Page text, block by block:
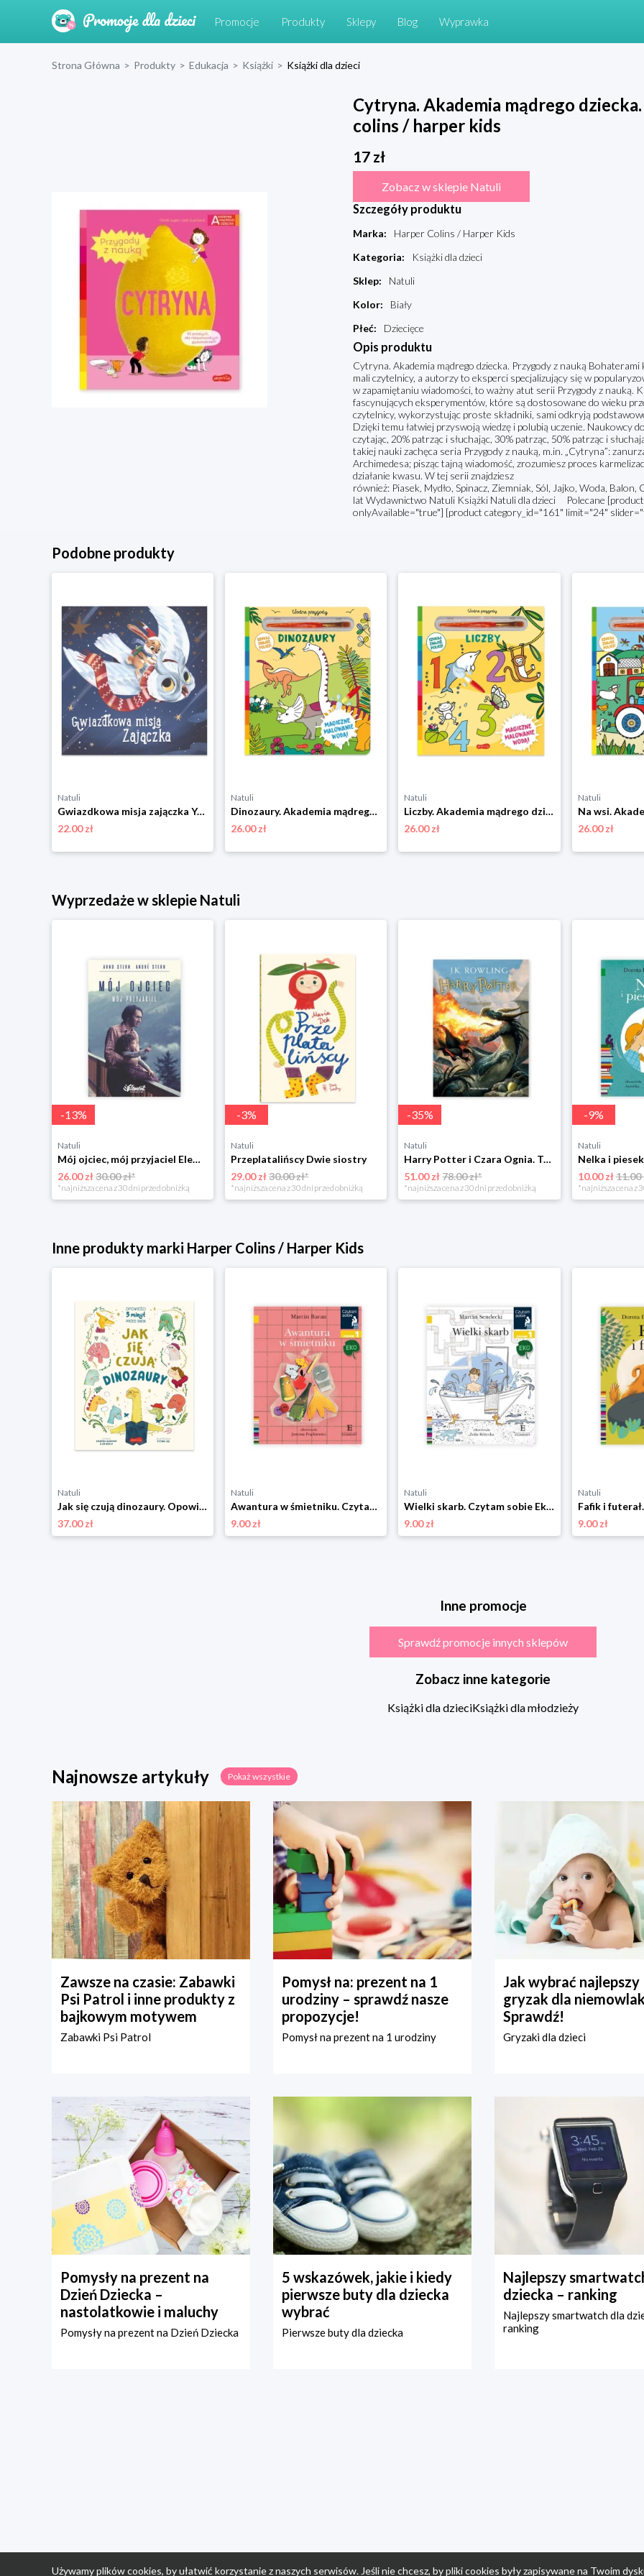
Promocje Produkty Sklepy Blog Wyprawka
Strona Główna > Produkty > Edukacja > Książki > Książki dla dzieci
Cytryna. Akademia mądrego
colins / harper kids
17zł
Zobacz w sklepie Natuli
Szczegóły produktu
Marka:
Harper Colins / Harper Kids
Kategoria:
Książki dla dzieci
Sklep:
Natuli
Kolor:
Biały
Płeć: Dziecięce
Opis produktu
Cytryna. Akademia mądrego dziecka. Przygody z nauką
mali czytelnicy, a autorzy to eksperci specjalizujący się w
w zapamiętaniu wiadomości, to ważny atut serii Przygody z nauką.
fascynujących eksperymentów, które są dostosowane do wieku
czytelnicy, wykorzystując proste składniki, sami odkryją
Dzięki temu łatwiej przyswoją wiedzę i polubią uczenie. Naukowcy
czytając, 20% patrząc i słuchając, 30% patrząc, 50% patrząc i
takiej nauki zachęca seria Przygody z nauką, m.in. „Cytryna”:
Archimedesa; pisząc tajną wiadomość, zrozumiesz proces
działanie kwasu. W tej serii znajdziesz
również: Piasek, Mydło, Spinacz, Ziemniak, Sól, Jajko, Woda,
lat Wydawnictwo Natuli Książki Natuli dla dzieci Polecane
onlyAvailable="true"] [product category_id="161" limit="24"
Podobne produkty
Natuli
Gwiazdkowa misja zajączka Yoyo books
22.00 zł
Natuli
Dinozaury. Akademia mądrego dziecka. Wodne przygody Harper colins / harper kids
26.00 zł
Natuli
Liczby. Akademia mądrego dziecka. Wodne przygody Harper colins / harper kids
26.00 zł
Natuli
26.00 zł
Wyprzedaże w sklepie Natuli
-13%
Natuli
Mój ojciec, mój przyjaciel Element
26.00 zł30.00 zł*
*najniższa cena z 30 dni przed obniżką
-3%
Natuli
Przeplatalińscy Dwie siostry
29.00 zł30.00 zł*
*najniższa cena z 30 dni przed obniżką
-35%
Natuli
Harry Potter i Czara Ognia. Tom 4 Media rodzina
51.00 zł78.00 zł*
*najniższa cena z 30 dni przed obniżką
-9%
Natuli
10.00 zł11.00
*najniższa cena z
Inne produkty marki Harper Colins / Harper Kids
Natuli
Jak się czują dinozaury. Opowieści 5 minut przed snem Harper colins / harper kids
37.00 zł
Natuli
Awantura w śmietniku. Czytam sobie Eko. Poziom 1 Harper colins / harper kids
9.00 zł
Natuli
Wielki skarb. Czytam sobie Eko. Poziom 1 Harper colins / harper kids
9.00 zł
Natuli
9.00 zł
Inne promocje
Sprawdź promocje innych sklepów
Zobacz inne kategorie
Książki dla dzieciKsiążki dla młodzieży
Najnowsze artykuły Pokaż wszystkie
Zawsze na czasie: Zabawki
Psi Patrol i inne produkty z
bajkowym motywem
Zabawki Psi Patrol
Pomysł na: prezent na 1
urodziny – sprawdź nasze
propozycje!
Pomysł na prezent na 1 urodziny
Jak wybrać najlepszy
gryzak dla
Sprawdź!
Gryzaki dla dzieci
Pomysły na prezent na
Dzień Dziecka –
nastolatkowie i maluchy
Pomysły na prezent na Dzień Dziecka
5 wskazówek, jakie i kiedy
pierwsze buty dla dziecka
wybrać
Pierwsze buty dla dziecka
Najlepszy
dziecka – ranking
Najlepszy smartwatch dla
ranking
Używamy plików cookies, by ułatwić korzystanie z naszych serwisów. Jeśli nie chcesz, by pliki cookies były zapisywane na Twoim